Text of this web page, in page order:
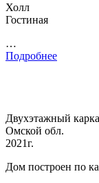
Холл
Гостиная
…
Подробнее
Двухэтажный
Омской обл.
2021г.
Дом построен по